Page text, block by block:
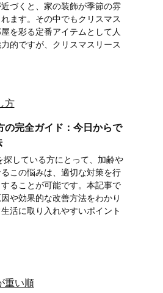
づくと、家の装飾が季節の雰
ます。その中でもクリスマス
を彩る定番アイテムとして人
的ですが、クリスマスリース
の完全ガイド：今日からで
探している方にとって、加齢や
この悩みは、適切な対策を行
ることが可能です。本記事で
や効果的な改善方法をわかり
活に取り入れやすいポイント